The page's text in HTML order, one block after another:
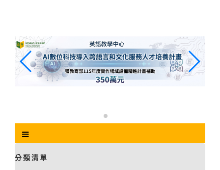
分類清單